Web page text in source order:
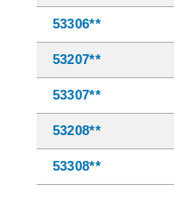
53306**
53207**
53307**
53208**
53308**